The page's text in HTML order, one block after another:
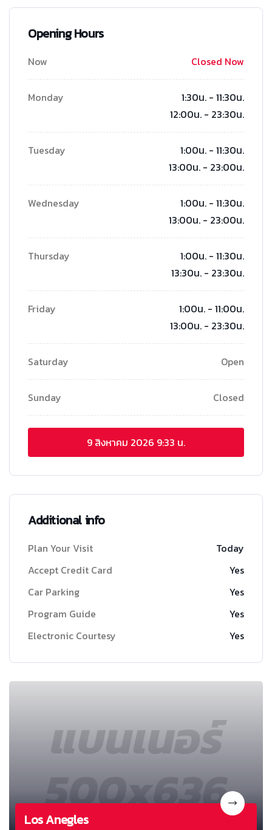
Opening Hours
Now Closed Now
Monday
1:30น. - 11:30น.
12:00น. - 23:30น.
Tuesday
1:00น. - 11:30น.
13:00น. - 23:00น.
Wednesday
1:00น. - 11:30น.
13:00น. - 23:00น.
Thursday
1:00น. - 11:30น.
13:30น. - 23:30น.
Friday
1:00น. - 11:00น.
13:00น. - 23:30น.
Saturday Open
Sunday Closed
9 สิงหาคม 2026 9:33 น.
Additional info
Plan Your Visit
Today
Accept Credit Card
Yes
Car Parking
Yes
Program Guide
Yes
Electronic Courtesy
Yes
Los Anegles